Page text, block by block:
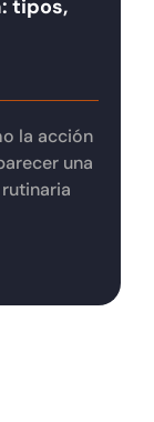
tipos,
la acción
una